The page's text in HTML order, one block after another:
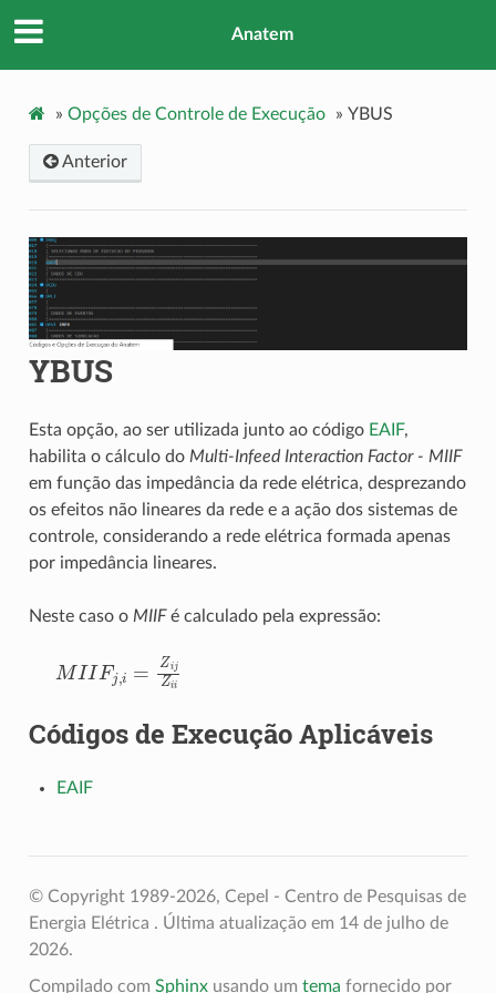
Anatem
» Opções de Controle de Execução » YBUS
Anterior
YBUS
Esta opção, ao ser utilizada junto ao código EAIF,
habilita o cálculo do Multi-Infeed Interaction Factor - MIIF
em função das impedância da rede elétrica, desprezando
os efeitos não lineares da rede e a ação dos sistemas de
controle, considerando a rede elétrica formada apenas
por impedância lineares.
Neste caso o MIIFé calculado pela expressão:
MIIFj,i= Zii
Códigos de Execução Aplicáveis
EAIF
© Copyright 1989-2026, Cepel - Centro de Pesquisas de
Energia Elétrica . Última atualização em 14 de julho de
2026.
Compilado com Sphinxusando um tema fornecido por